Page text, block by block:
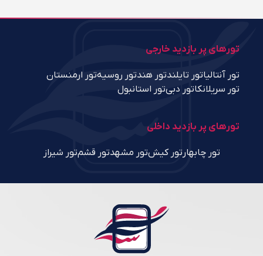
تورهای پر بازدید خارجی
تور آنتالیاتور تایلندتور هندتور روسیهتور ارمنستان
تور سریلانکاتور دبیتور استانبول
تورهای پر بازدید داخلی
تور چابهار تور کیشتور مشهدتور قشمتور شیراز